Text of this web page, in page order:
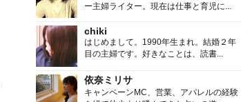
ー主婦ライター。現在は仕事と育児に...
chiki
はじめまして。1990年生まれ。結婚２年
目の主婦です。好きなことは、読書...
依奈ミリサ
キャンペーンMC、営業、アパレルの経験